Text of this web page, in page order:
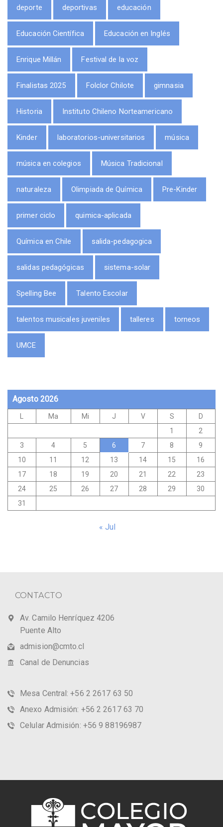
deporte deportivas educación
Educación Científica Educación en Inglés
Enrique Millán Festival de la voz
Finalistas 2025 Folclor Chilote gimnasia
Historia Instituto Chileno Norteamericano
Kinder laboratorios-universitarios música
música en colegios Música Tradicional
naturaleza Olimpiada de Química Pre-Kinder
primer ciclo quimica-aplicada
Química en Chile salida-pedagogica
salidas pedagógicas sistema-solar
Spelling Bee Talento Escolar
talentos musicales juveniles talleres torneos
UMCE
Agosto 2026
Ma Mi J V S
D
1
2
3
4 5 6 7 8
9
10
11 12 13 14 15
16
17
18 19 20 21 22
23
24
25 26 27 28 29
30
31
« Jul
CONTACTO
Av. Camilo Henríquez 4206
Puente Alto
admision@cmto.cl
Canal de Denuncias
Mesa Central: +56 2 2617 63 50
Anexo Admisión: +56 2 2617 63 70
Celular Admisión: +56 9 88196987